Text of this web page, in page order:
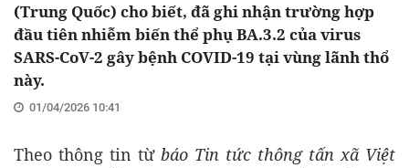
(Trung Quốc) cho biết, đã ghi nhận trường hợp
đầu tiên nhiễm biến thể phụ BA.3.2 của virus
SARS-CoV-2 gây bệnh COVID-19 tại vùng lãnh thổ
này.
01/04/2026 10:41
Theo thông tin từbáo Tin tức thông tấn xã Việt